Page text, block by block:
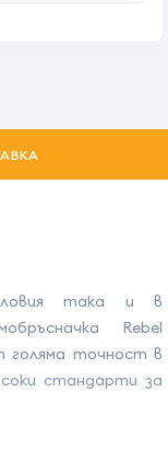
така и в
Rebel
голяма точност в
стандарти за